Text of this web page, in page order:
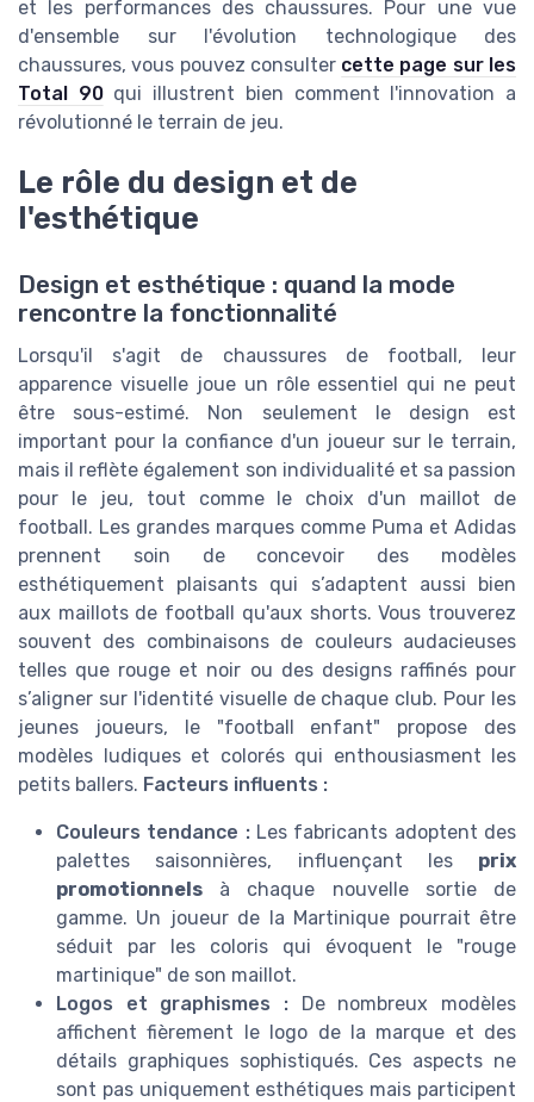
et les performances des chaussures. Pour une vue
d'ensemble sur l'évolution technologique des
chaussures, vous pouvez consulter cette page sur les
Total 90qui illustrent bien comment l'innovation a
révolutionné le terrain de jeu.
Le rôle du design et de
l'esthétique
Design et esthétique : quand la mode
rencontre la fonctionnalité
Lorsqu'il s'agit de chaussures de football, leur
apparence visuelle joue un rôle essentiel qui ne peut
être sous-estimé. Non seulement le design est
important pour la confiance d'un joueur sur le terrain,
mais il reflète également son individualité et sa passion
pour le jeu, tout comme le choix d'un maillot de
football. Les grandes marques comme Puma et Adidas
prennent soin de concevoir des modèles
esthétiquement plaisants qui s’adaptent aussi bien
aux maillots de football qu'aux shorts. Vous trouverez
souvent des combinaisons de couleurs audacieuses
telles que rouge et noir ou des designs raffinés pour
s’aligner sur l'identité visuelle de chaque club. Pour les
jeunes joueurs, le "football enfant" propose des
modèles ludiques et colorés qui enthousiasment les
petits ballers. Facteurs influents :
Couleurs tendance :Les fabricants adoptent des
palettes saisonnières, influençant les prix
promotionnels à chaque nouvelle sortie de
gamme. Un joueur de la Martinique pourrait être
séduit par les coloris qui évoquent le "rouge
martinique" de son maillot.
Logos et graphismes : De nombreux modèles
affichent fièrement le logo de la marque et des
détails graphiques sophistiqués. Ces aspects ne
sont pas uniquement esthétiques mais participent